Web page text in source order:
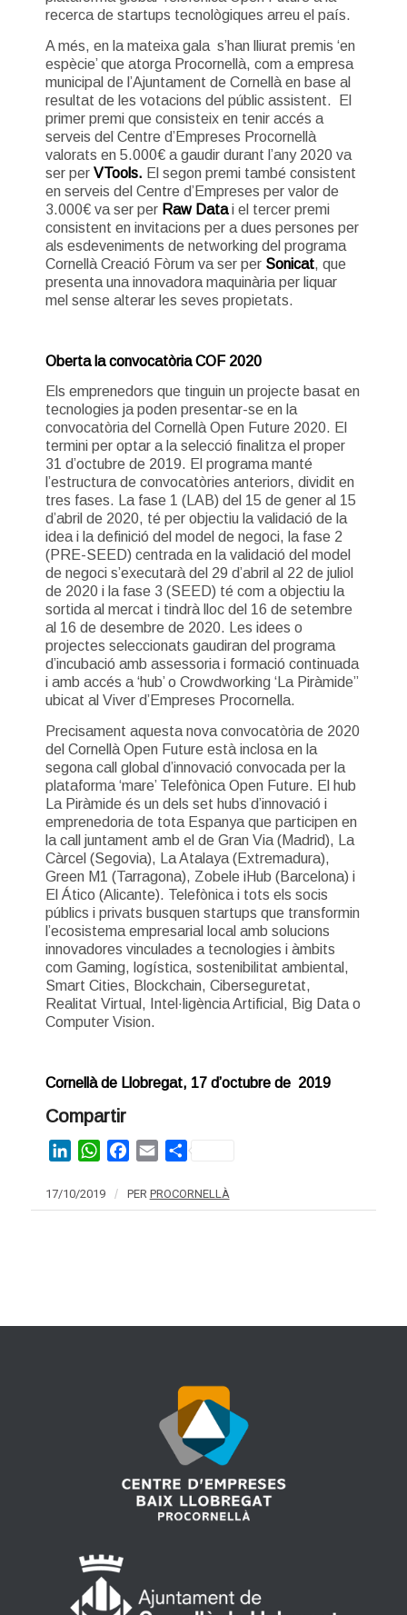
recerca de startups tecnològiques arreu el país.
A més, en la mateixa gala s’han lliurat premis ‘en
espècie’ que atorga Procornellà, com a empresa
municipal de l’Ajuntament de Cornellà en base al
resultat de les votacions del públic assistent.
El
primer premi que consisteix en tenir accés a
serveis del Centre d’Empreses Procornellà
valorats en 5.000€ a gaudir durant l’any 2020 va
ser per VTools. El segon premi també consistent
en serveis del Centre d’Empreses per valor de
3.000€ va ser per Raw Datai el tercer premi
consistent en invitacions per a dues persones per
als esdeveniments de networking del programa
Cornellà Creació Fòrum va ser per Sonicat, que
presenta una innovadora maquinària per liquar
mel sense alterar les seves propietats.
Oberta la convocatòria COF 2020
Els emprenedors que tinguin un projecte basat en
tecnologies ja poden presentar-se en la
convocatòria del Cornellà Open Future 2020. El
termini per optar a la selecció finalitza el proper
31 d’octubre de 2019. El programa manté
l’estructura de convocatòries anteriors, dividit en
tres fases. La fase 1 (LAB) del 15 de gener al 15
d’abril de 2020, té per objectiu la validació de la
idea i la definició del model de negoci, la fase 2
(PRE-SEED) centrada en la validació del model
de negoci s’executarà del 29 d’abril al 22 de juliol
de 2020 i la fase 3 (SEED) té com a objectiu la
sortida al mercat i tindrà lloc del 16 de setembre
al 16 de desembre de 2020. Les idees o
projectes seleccionats gaudiran del programa
d’incubació amb assessoria i formació continuada
i amb accés a ‘hub’ o Crowdworking ‘La Piràmide”
ubicat al Viver d’Empreses Procornella.
Precisament aquesta nova convocatòria de 2020
del Cornellà Open Future està inclosa en la
segona call global d’innovació convocada per la
plataforma ‘mare’ Telefònica Open Future. El hub
La Piràmide és un dels set hubs d’innovació i
emprenedoria de tota Espanya que participen en
la call juntament amb el de Gran Via (Madrid), La
Càrcel (Segovia), La Atalaya (Extremadura),
Green M1 (Tarragona), Zobele iHub (Barcelona) i
El Ático (Alicante). Telefònica i tots els socis
públics i privats busquen startups que transformin
l’ecosistema empresarial local amb solucions
innovadores vinculades a tecnologies i àmbits
com Gaming, logística, sostenibilitat ambiental,
Smart Cities, Blockchain, Ciberseguretat,
Realitat Virtual, Intel·ligència Artificial, Big Data o
Computer Vision.
Cornellà de Llobregat, 17 d’octubre de 2019
Compartir
LinkedInWhatsAppFacebook
EmailShare
17/10/2019 / PER PROCORNELLÀ